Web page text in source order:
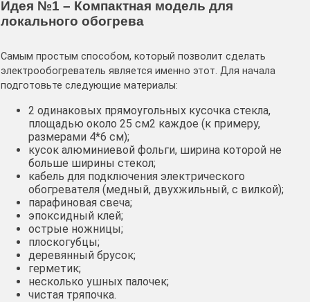
Идея №1 – Компактная модель для
локального обогрева
Самым простым способом, который позволит сделать
электрообогреватель является именно этот. Для начала
подготовьте следующие материалы:
2 одинаковых прямоугольных кусочка стекла,
площадью около 25 см2 каждое (к примеру,
размерами 4*6 см);
кусок алюминиевой фольги, ширина которой не
больше ширины стекол;
кабель для подключения электрического
обогревателя (медный, двухжильный, с вилкой);
парафиновая свеча;
эпоксидный клей;
острые ножницы;
плоскогубцы;
деревянный брусок;
герметик;
несколько ушных палочек;
чистая тряпочка.